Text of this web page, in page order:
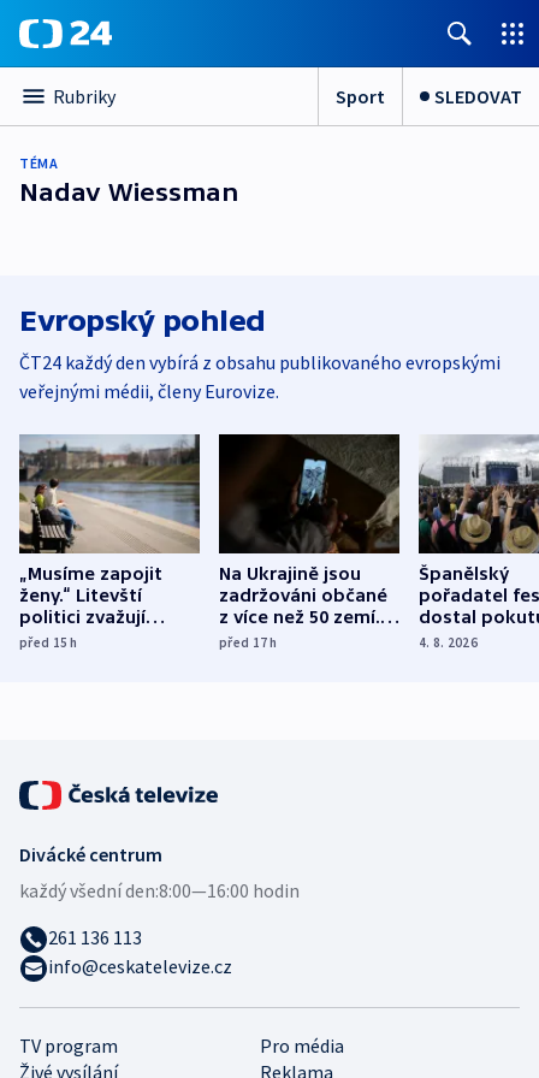
Rubriky Sport SLEDOVAT
TÉMA
Nadav Wiessman
Evropský pohled
ČT24 každý den vybírá z obsahu publikovaného evropskými
veřejnými médii, členy Eurovize.
„Musíme zapojit
ženy.“ Litevští
politici zvažují
dohodu o
před 15h
Na Ukrajině jsou
zadržováni občané
z více než 50 zemí.
Bojovali na straně
před 17h
Španělský
pořadatel
dostal
nekalé
4. 8. 2026
TV program
Pro média
Živé vysílání
Reklama
Divácké centrum
každý všední den:8:00—16:00 hodin
261 136 113
info@ceskatelevize.cz